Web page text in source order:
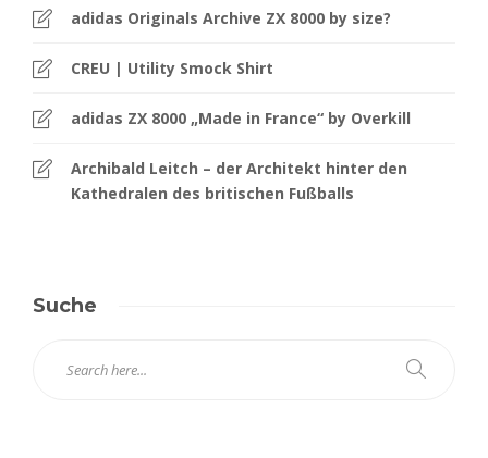
adidas Originals Archive ZX 8000 by size?
CREU | Utility Smock Shirt
adidas ZX 8000 „Made in France“ by Overkill
Archibald Leitch – der Architekt hinter den
Kathedralen des britischen Fußballs
Suche